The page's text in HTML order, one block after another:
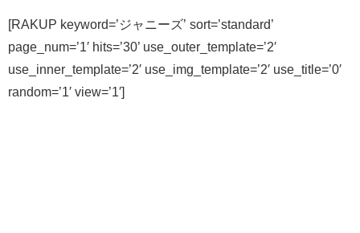
[RAKUP keyword=’ジャニーズ’ sort=’standard’
page_num=’1′ hits=’30’ use_outer_template=’2′
use_inner_template=’2′ use_img_template=’2′ use_title=’0′
random=’1′ view=’1′]